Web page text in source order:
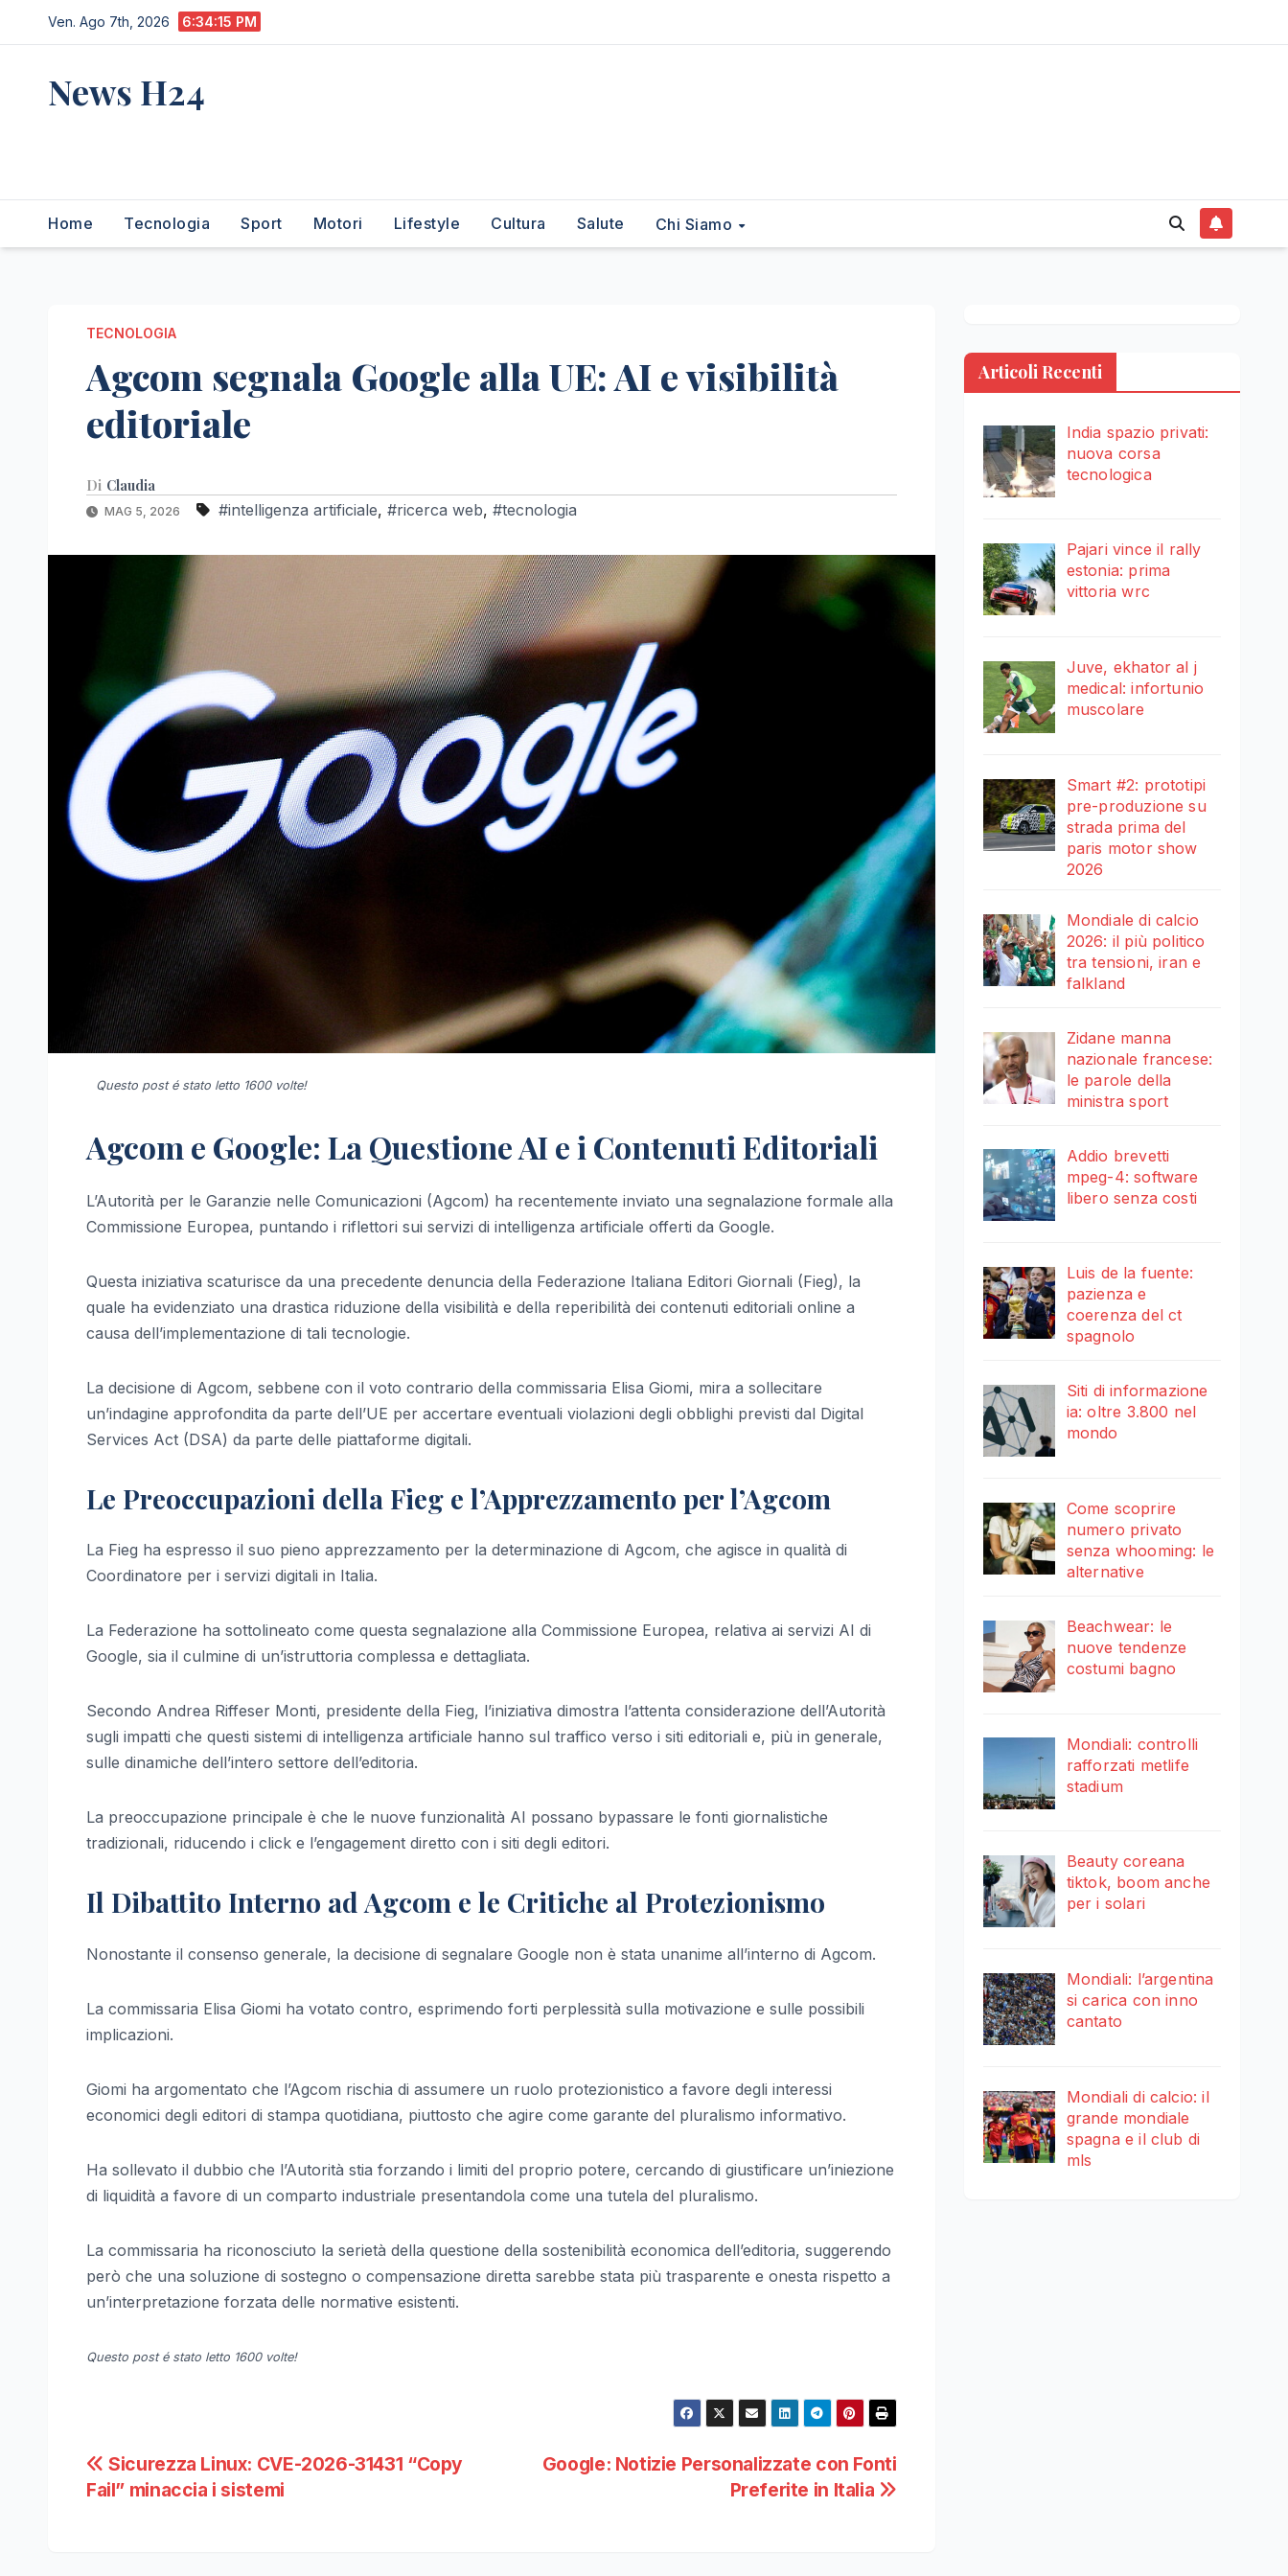
al
Ven. Ago 7th, 2026 6:34:16 PM
News H24
Home Tecnologia Sport Motori Lifestyle Cultura Salute Chi Siamo
TECNOLOGIA
Agcom segnala Google alla UE: AI e visibilità
editoriale
Di Claudia
MAG 5, 2026 #intelligenza artificiale, #ricerca web, #tecnologia
Questo post é stato letto 1600 volte!
Agcom e Google: La Questione AI e i Contenuti Editoriali
L’Autorità per le Garanzie nelle Comunicazioni (Agcom) ha recentemente inviato una segnalazione formale alla
Commissione Europea, puntando i riflettori sui servizi di intelligenza artificiale offerti da Google.
Questa iniziativa scaturisce da una precedente denuncia della Federazione Italiana Editori Giornali (Fieg), la
quale ha evidenziato una drastica riduzione della visibilità e della reperibilità dei contenuti editoriali online a
causa dell’implementazione di tali tecnologie.
La decisione di Agcom, sebbene con il voto contrario della commissaria Elisa Giomi, mira a sollecitare
un’indagine approfondita da parte dell’UE per accertare eventuali violazioni degli obblighi previsti dal Digital
Services Act (DSA) da parte delle piattaforme digitali.
Le Preoccupazioni della Fieg e l’Apprezzamento per l’Agcom
La Fieg ha espresso il suo pieno apprezzamento per la determinazione di Agcom, che agisce in qualità di
Coordinatore per i servizi digitali in Italia.
La Federazione ha sottolineato come questa segnalazione alla Commissione Europea, relativa ai servizi AI di
Google, sia il culmine di un’istruttoria complessa e dettagliata.
Secondo Andrea Riffeser Monti, presidente della Fieg, l’iniziativa dimostra l’attenta considerazione dell’Autorità
sugli impatti che questi sistemi di intelligenza artificiale hanno sul traffico verso i siti editoriali e, più in generale,
sulle dinamiche dell’intero settore dell’editoria.
La preoccupazione principale è che le nuove funzionalità AI possano bypassare le fonti giornalistiche
tradizionali, riducendo i click e l’engagement diretto con i siti degli editori.
Il Dibattito Interno ad Agcom e le Critiche al Protezionismo
Nonostante il consenso generale, la decisione di segnalare Google non è stata unanime all’interno di Agcom.
La commissaria Elisa Giomi ha votato contro, esprimendo forti perplessità sulla motivazione e sulle possibili
implicazioni.
Giomi ha argomentato che l’Agcom rischia di assumere un ruolo protezionistico a favore degli interessi
economici degli editori di stampa quotidiana, piuttosto che agire come garante del pluralismo informativo.
Ha sollevato il dubbio che l’Autorità stia forzando i limiti del proprio potere, cercando di giustificare un’iniezione
di liquidità a favore di un comparto industriale presentandola come una tutela del pluralismo.
La commissaria ha riconosciuto la serietà della questione della sostenibilità economica dell’editoria, suggerendo
però che una soluzione di sostegno o compensazione diretta sarebbe stata più trasparente e onesta rispetto a
un’interpretazione forzata delle normative esistenti.
Questo post é stato letto 1600 volte!
Navigazione
articoli
Google: Notizie Personalizzate con Fonti
Preferite in Italia
Sicurezza Linux: CVE-2026-31431 “Copy
Fail” minaccia i sistemi
Articoli Recenti
India spazio privati:
nuova corsa
tecnologica
Pajari vince il rally
estonia: prima
vittoria wrc
Juve, ekhator al j
medical: infortunio
muscolare
Smart #2: prototipi
pre-produzione su
strada prima del
paris motor show
2026
Mondiale di calcio
2026: il più politico
tra tensioni, iran e
falkland
Zidane manna
nazionale francese:
le parole della
ministra sport
Addio brevetti
mpeg-4: software
libero senza costi
Luis de la fuente:
pazienza e
coerenza del ct
spagnolo
Siti di informazione
ia: oltre 3.800 nel
mondo
Come scoprire
numero privato
senza whooming: le
alternative
Beachwear: le
nuove tendenze
costumi bagno
Mondiali: controlli
rafforzati metlife
stadium
Beauty coreana
tiktok, boom anche
per i solari
Mondiali: l’argentina
si carica con inno
cantato
Mondiali di calcio: il
grande mondiale
spagna e il club di
mls